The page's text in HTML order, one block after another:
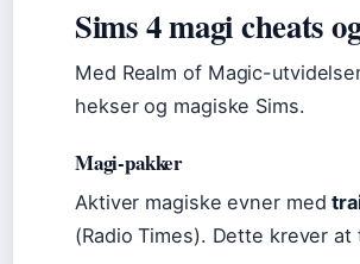
Sims 4 magi cheats
Med Realm of Magic-
hekser og magiske Sims.
Magi-pakker
Aktiver magiske evner med
(Radio Times). Dette krever